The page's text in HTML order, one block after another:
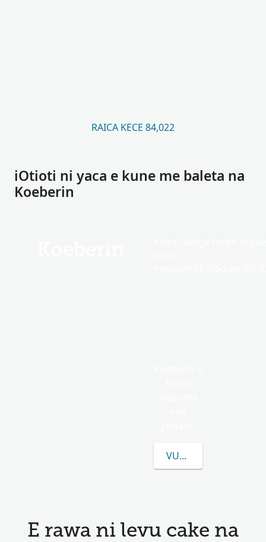
RAICA KECE 84,022
iOtioti ni yaca e kune me baleta na
Koeberin
VULICA E LEVU CAKE
E rawa ni levu cake na